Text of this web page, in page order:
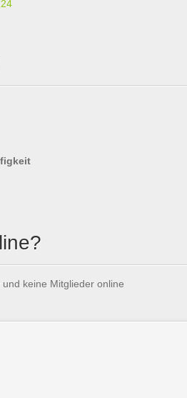
keine Mitglieder online